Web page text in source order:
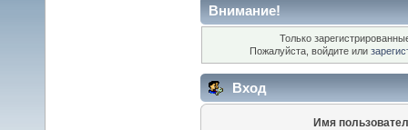
Внимание!
Только
Пожалуйста, войдите или
Вход
Имя